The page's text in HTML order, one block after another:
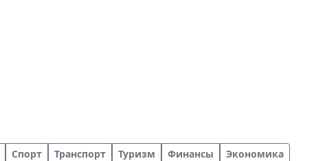
Спорт Транспорт Туризм Финансы
Экономика